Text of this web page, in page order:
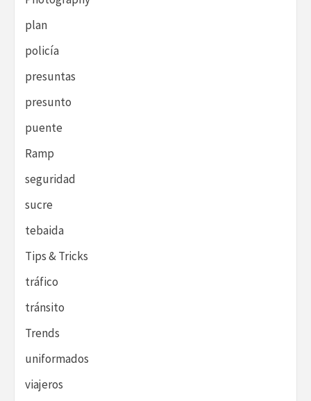
plan
policía
presuntas
presunto
puente
Ramp
seguridad
sucre
tebaida
Tips & Tricks
tráfico
tránsito
Trends
uniformados
viajeros